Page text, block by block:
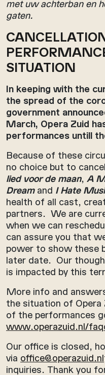
met uw achterban en
gaten.
SITUATION
In keeping with the
the spread of the
government
March, Opera Zuid
performances untill
Because of these
no choice but to
lied voor de maan, A
Dreamand I Hate
health of all cast,
partners. We are
when we can
can assure you that
power to show these
later date. Our
is impacted by this
More info and
the situation of Opera
of the performances
www.operazuid.nl/
Our office is closed,
via office@operazuid.nl
inquiries. Thank you